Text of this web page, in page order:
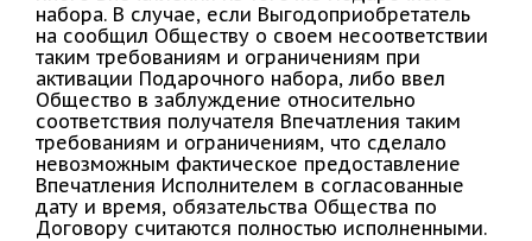
набора. В случае, если Выгодоприобретатель
на сообщил Обществу о своем несоответствии
таким требованиям и ограничениям при
активации Подарочного набора, либо ввел
Общество в заблуждение относительно
соответствия получателя Впечатления таким
требованиям и ограничениям, что сделало
невозможным фактическое предоставление
Впечатления Исполнителем в согласованные
дату и время, обязательства Общества по
Договору считаются полностью исполненными.